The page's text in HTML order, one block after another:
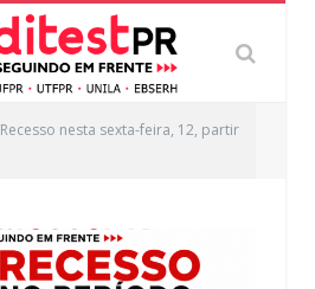
Recesso nesta sexta-feira, 12, partir